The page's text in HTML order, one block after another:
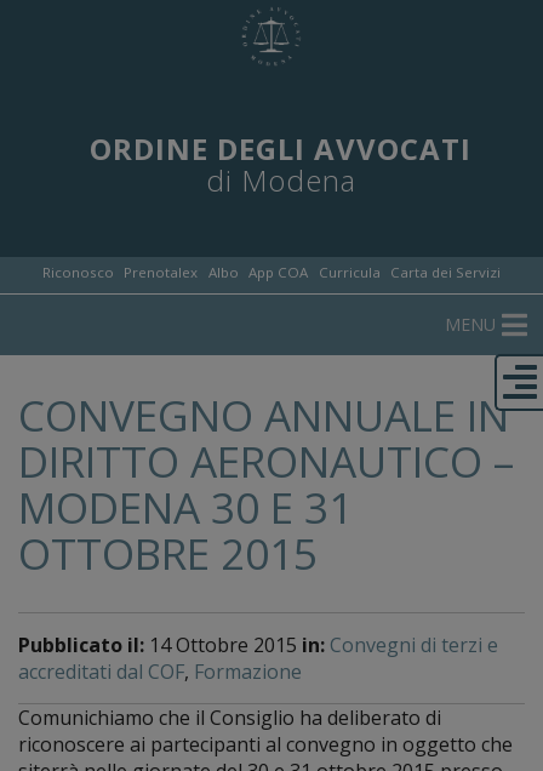
ORDINE DEGLI AVVOCATI
di Modena
Riconosco Prenotalex Albo App COA Curricula Carta dei Servizi
MENU
CONVEGNO ANNUALE IN
DIRITTO AERONAUTICO –
MODENA 30 E 31
OTTOBRE 2015
Pubblicato il: 14 Ottobre 2015 in: Convegni di terzi e
accreditati dal COF, Formazione
Comunichiamo che il Consiglio ha deliberato di
riconoscere ai partecipanti al convegno in oggetto che